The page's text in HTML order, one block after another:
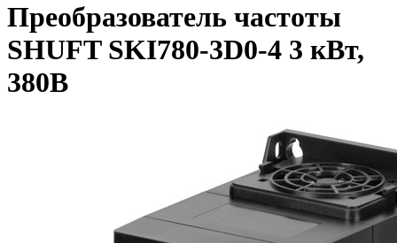
Преобразователь частоты
SHUFT SKI780-3D0-4 3 кВт,
380В